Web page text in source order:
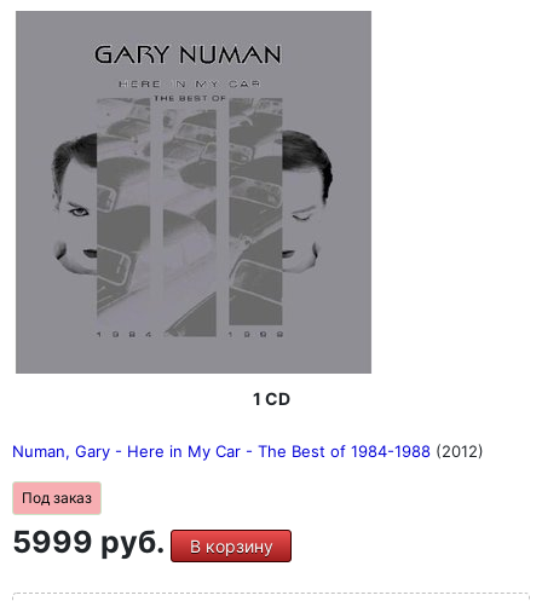
1 CD
Numan, Gary - Here in My Car - The Best of 1984-1988 (2012)
Под заказ
5999 руб. В корзину